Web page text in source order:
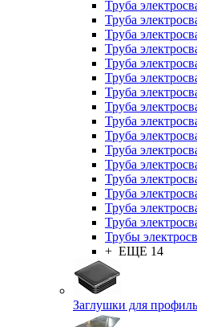
Труба
Труба
Труба
Труба
Труба
Труба
Труба
Труба
Труба
Труба
Труба
Труба
Труба
Труба
Труба
Труба
Трубы
+ ЕЩЕ 14
Заглушки для